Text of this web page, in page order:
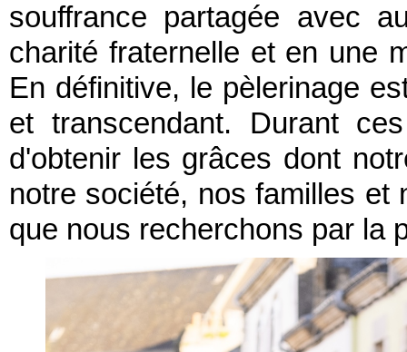
souffrance partagée avec
charité fraternelle et en une
En définitive, le pèlerinage
et transcendant. Durant
d'obtenir les grâces dont
notre société, nos familles et
que nous recherchons par la